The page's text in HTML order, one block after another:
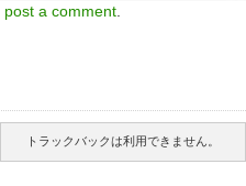
post a comment
トラックバックは利用できません。